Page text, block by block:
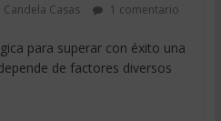
Candela Casas 1 comentario
para superar con éxito una
de factores diversos